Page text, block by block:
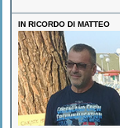
IN RICORDO DI MATTEO